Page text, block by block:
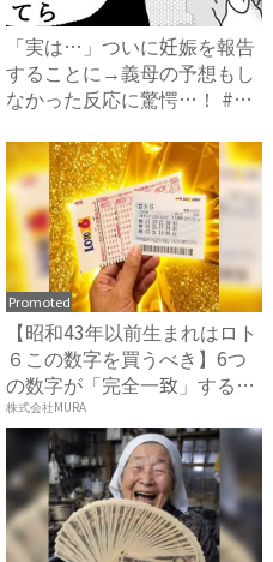
「実は…」ついに妊娠を報告
することに→義母の予想もし
なかった反応に驚愕…！ #
Promoted
【昭和43年以前生まれはロト
６この数字を買うべき】6つ
の数字が「完全一致」する
方...
株式会社MURA